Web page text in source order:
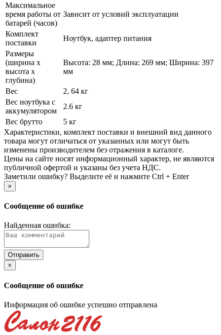
Максимальное
время работы от
батарей (часов)
Зависит от условий эксплуатации
Комплект
поставки
Ноутбук, адаптер питания
Размеры
(ширина х
высота х
глубина)
Высота: 28 мм; Длина: 269 мм; Ширина: 397
мм
Вес
2, 64 кг
Вес ноутбука с
аккумулятором
2.6 кг
Вес брутто
5 кг
Xарактеристики, комплект поставки и внешний вид данного
товара могут отличаться от указанных или могут быть
изменены производителем без отражения в каталоге.
Цены на сайте носят информационный характер, не являются
публичной офертой и указаны без учета НДС.
Заметили ошибку? Выделите её и нажмите Ctrl + Enter
×
Сообщение об ошибке
Найденная ошибка:
×
Сообщение об ошибке
Информация об ошибке успешно отправлена